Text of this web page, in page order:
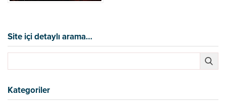
Safer ayında gökten belalar ve
felaketler inermiş. Bu inancın batıl
olduğunu peygamber efendimiz
Site içi detaylı arama…
Kategoriler